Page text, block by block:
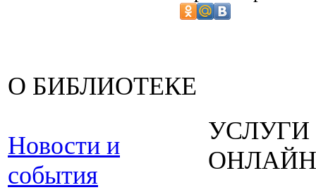
О БИБЛИОТЕКЕ
Новости и
события
УСЛУГИ
ОНЛАЙН